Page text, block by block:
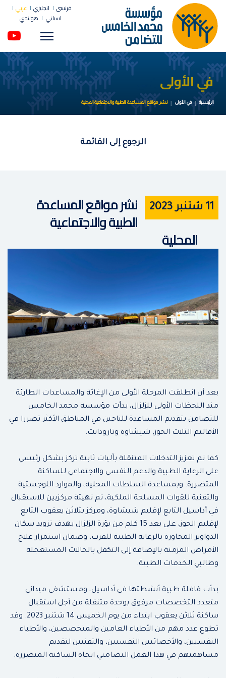
فرنسي انجليزي
عربي
اسباني
هولندي
Menu
الرئيسية في الأولى نشر مواقع المساعدة الطبية والاجتماعية المحلية
الرجوع إلى القائمة
11 شتنبر 2023 نشر مواقع المساعدة
الطبية والاجتماعية
المحلية
بعد أن انطلقت المرحلة الأولى من الإغاثة والمساعدات الطارئة
مند اللحظات الأولى للزلزال، بدأت مؤسسة محمد الخامس
للتضامن بتقديم المساعدة للناجين في المناطق الأكثر تضررا في
الأقاليم الثلاث الحوز، شيشاوة وتارودانت.
كما تم تعزيز التدخلات المتنقلة بآليات ثابتة تركز بشكل رئيسي
على الرعاية الطبية والدعم النفسي والاجتماعي للساكنة
المتضررة. وبمساعدة السلطات المحلية، والموارد اللوجستية
والتقنية للقوات المسلحة الملكية، تم تهيئة مركزيين للاستقبال
في أداسيل التابع لإقليم شيشاوة، ومركز بثلاثن يعقوب التابع
لإقليم الحوز، على بعد 15 كلم من بؤرة الزلزال بهدف تزويد سكان
الدواوير المجاورة بالرعاية الطبية للقرب، وضمان استمرار علاج
الأمراض المزمنة بالإضافة إلى التكفل بالحالات المستعجلة
وطالبي الخدمات الطبية.
بدأت قافلة طبية أنشطتها في أداسيل، ومستشفى ميداني
متعدد التخصصات مرفوق بوحدة متنقلة من أجل استقبال
ساكنة ثلاثن يعقوب ابتداء من يوم الخميس 14 شتنبر 2023. وقد
تطوع عدد مهم من الأطباء العامين والمتخصصين، والأطباء
النفسيين، والأخصائيين النفسيين، والتقنيين لتقديم
مساهمتهم في هدا العمل التضامني اتجاه الساكنة المتضررة.